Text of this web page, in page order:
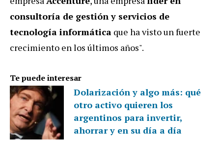
consultoría de gestión y servicios de
tecnología informática que ha visto un fuerte
crecimiento en los últimos años".
Te puede interesar
Dolarización y algo más: qué
otro activo quieren los
argentinos para invertir,
ahorrar y en su día a día